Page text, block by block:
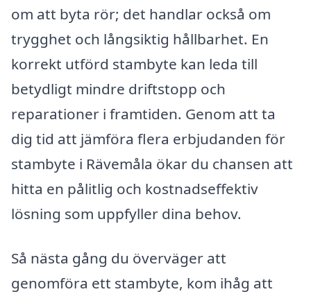
om att byta rör; det handlar också om
trygghet och långsiktig hållbarhet. En
korrekt utförd stambyte kan leda till
betydligt mindre driftstopp och
reparationer i framtiden. Genom att ta
dig tid att jämföra flera erbjudanden för
stambyte i Rävemåla ökar du chansen att
hitta en pålitlig och kostnadseffektiv
lösning som uppfyller dina behov.
Så nästa gång du överväger att
genomföra ett stambyte, kom ihåg att